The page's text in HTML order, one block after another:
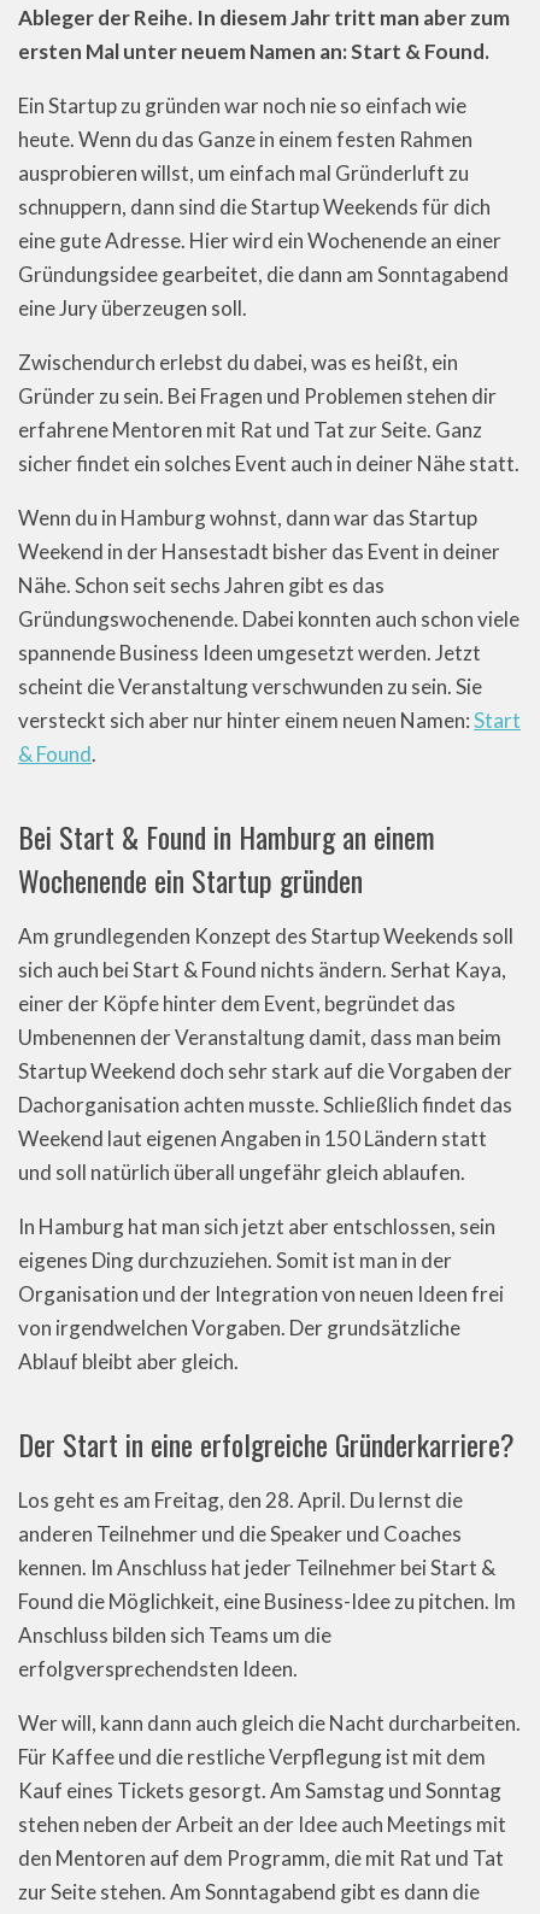
Ableger der Reihe. In diesem Jahr tritt man aber zum
ersten Mal unter neuem Namen an: Start & Found.
Ein Startup zu gründen war noch nie so einfach wie
heute. Wenn du das Ganze in einem festen Rahmen
ausprobieren willst, um einfach mal Gründerluft zu
schnuppern, dann sind die Startup Weekends für dich
eine gute Adresse. Hier wird ein Wochenende an einer
Gründungsidee gearbeitet, die dann am Sonntagabend
eine Jury überzeugen soll.
Zwischendurch erlebst du dabei, was es heißt, ein
Gründer zu sein. Bei Fragen und Problemen stehen dir
erfahrene Mentoren mit Rat und Tat zur Seite. Ganz
sicher findet ein solches Event auch in deiner Nähe statt.
Wenn du in Hamburg wohnst, dann war das Startup
Weekend in der Hansestadt bisher das Event in deiner
Nähe. Schon seit sechs Jahren gibt es das
Gründungswochenende. Dabei konnten auch schon viele
spannende Business Ideen umgesetzt werden. Jetzt
scheint die Veranstaltung verschwunden zu sein. Sie
versteckt sich aber nur hinter einem neuen Namen:Start
& Found.
Bei Start & Found in Hamburg an einem
Wochenende ein Startup gründen
Am grundlegenden Konzept des Startup Weekends soll
sich auch bei Start & Found nichts ändern. Serhat Kaya,
einer der Köpfe hinter dem Event, begründet das
Umbenennen der Veranstaltung damit, dass man beim
Startup Weekend doch sehr stark auf die Vorgaben der
Dachorganisation achten musste. Schließlich findet das
Weekend laut eigenen Angaben in 150 Ländern statt
und soll natürlich überall ungefähr gleich ablaufen.
In Hamburg hat man sich jetzt aber entschlossen, sein
eigenes Ding durchzuziehen. Somit ist man in der
Organisation und der Integration von neuen Ideen frei
von irgendwelchen Vorgaben. Der grundsätzliche
Ablauf bleibt aber gleich.
Der Start in eine erfolgreiche Gründerkarriere?
Los geht es am Freitag, den 28. April. Du lernst die
anderen Teilnehmer und die Speaker und Coaches
kennen. Im Anschluss hat jeder Teilnehmer bei Start &
Found die Möglichkeit, eine Business-Idee zu pitchen. Im
Anschluss bilden sich Teams um die
erfolgversprechendsten Ideen.
Wer will, kann dann auch gleich die Nacht durcharbeiten.
Für Kaffee und die restliche Verpflegung ist mit dem
Kauf eines Tickets gesorgt. Am Samstag und Sonntag
stehen neben der Arbeit an der Idee auch Meetings mit
den Mentoren auf dem Programm, die mit Rat und Tat
zur Seite stehen. Am Sonntagabend gibt es dann die